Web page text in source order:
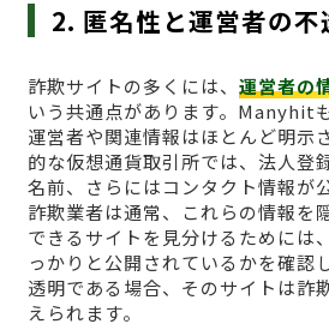
2. 匿名性と運営者の不
詐欺サイトの多くには、 運営者の
いう共通点があります。Manyhit
運営者や関連情報はほとんど明示
的な仮想通貨取引所では、法人登
名前、さらにはコンタクト情報が
詐欺業者は通常、これらの情報を
できるサイトを見分けるためには
っかりと公開されているかを確認
透明である場合、そのサイトは詐
えられます。